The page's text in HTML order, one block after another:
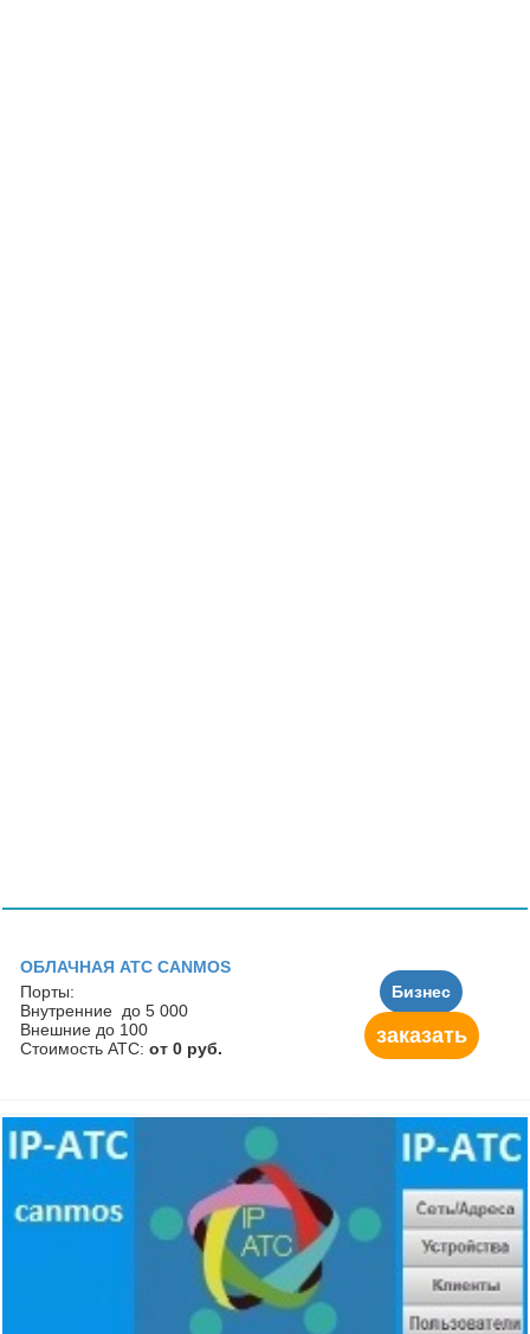
ОБЛАЧНАЯ АТС CANMOS
Порты:
Внутренние до 5 000
Внешние до 100
Стоимость АТС: от 0 руб.
Бизнес
заказать